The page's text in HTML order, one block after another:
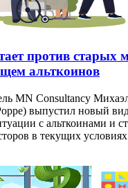
против старых
альткоинов
MN Consultancy
выпустил новый
с альткоинами и
в текущих